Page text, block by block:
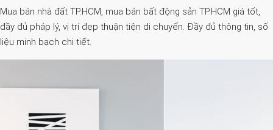
Mua bán nhà đất TP.HCM, mua bán bất động sản TP.HCM giá tốt,
đầy đủ pháp lý, vị trí đẹp thuận tiện di chuyển. Đầy đủ thông tin, số
liệu minh bạch chi tiết.